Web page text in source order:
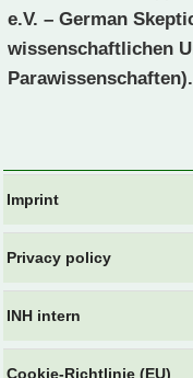
e.V. – German
wissenschaftlichen
Parawissenschaften).
Imprint
Privacy policy
INH intern
Cookie-Richtlinie (EU)